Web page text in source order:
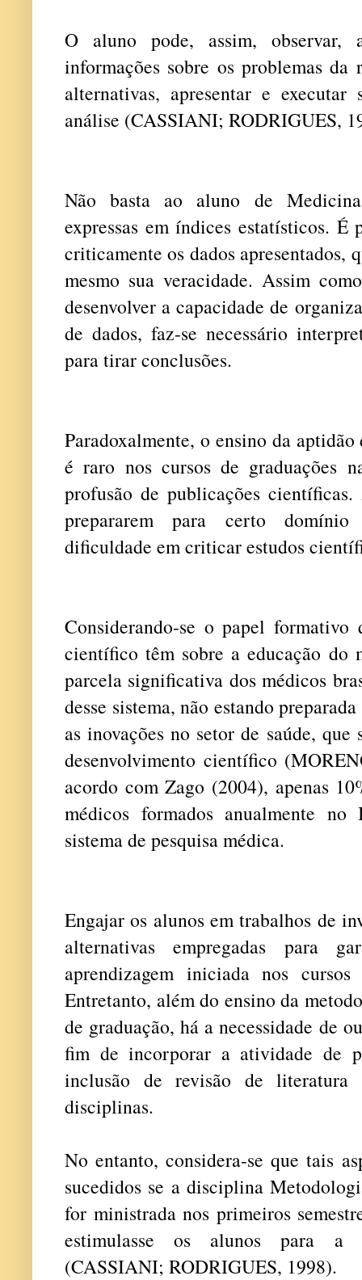
O aluno pode, assim, observar,
informações sobre os problemas
alternativas, apresentar e executar
análise (CASSIANI; RODRIGUES,
Não basta ao aluno de
expressas em índices estatísticos.
criticamente os dados apresentados,
mesmo sua veracidade. Assim
desenvolver a capacidade de
de dados, faz-se necessário
para tirar conclusões.
Paradoxalmente, o ensino da
é raro nos cursos de graduações
profusão de publicações científicas.
prepararem para certo
dificuldade em criticar estudos
Considerando-se o papel
científico têm sobre a educação do
parcela significativa dos médicos
desse sistema, não estando
as inovações no setor de saúde,
desenvolvimento científico
acordo com Zago (2004), apenas
médicos formados anualmente
sistema de pesquisa médica.
Engajar os alunos em trabalhos de
alternativas empregadas para
aprendizagem iniciada nos
Entretanto, além do ensino da
de graduação, há a necessidade de
fim de incorporar a atividade de
inclusão de revisão de
disciplinas.
No entanto, considera-se que tais
sucedidos se a disciplina
for ministrada nos primeiros
estimulasse os alunos para a
(CASSIANI; RODRIGUES, 1998).